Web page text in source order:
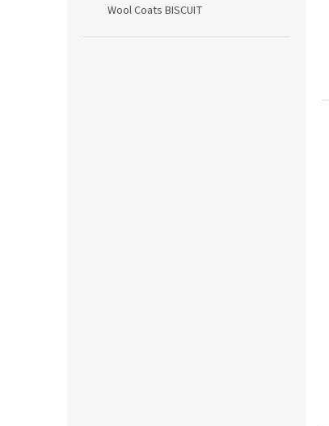
Wool Coats BISCUIT